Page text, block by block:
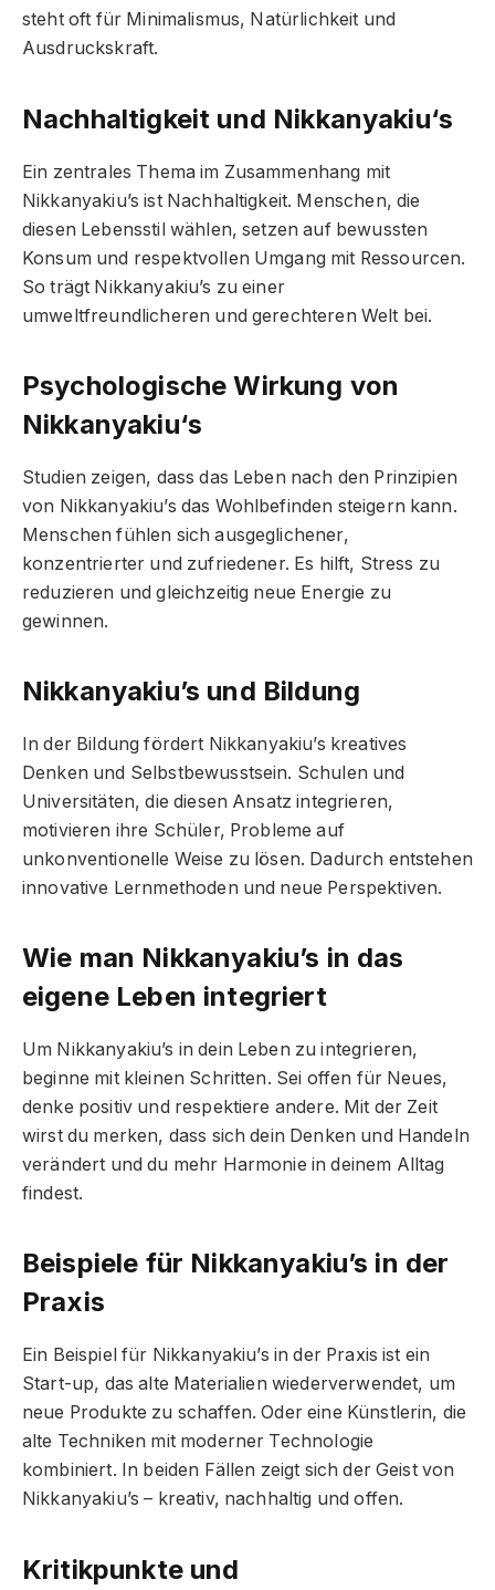
steht oft für Minimalismus, Natürlichkeit und
Ausdruckskraft.
Nachhaltigkeit und Nikkanyakiu‘s
Ein zentrales Thema im Zusammenhang mit
Nikkanyakiu’s ist Nachhaltigkeit. Menschen, die
diesen Lebensstil wählen, setzen auf bewussten
Konsum und respektvollen Umgang mit Ressourcen.
So trägt Nikkanyakiu’s zu einer
umweltfreundlicheren und gerechteren Welt bei.
Psychologische Wirkung von
Nikkanyakiu‘s
Studien zeigen, dass das Leben nach den Prinzipien
von Nikkanyakiu’s das Wohlbefinden steigern kann.
Menschen fühlen sich ausgeglichener,
konzentrierter und zufriedener. Es hilft, Stress zu
reduzieren und gleichzeitig neue Energie zu
gewinnen.
Nikkanyakiu’s und Bildung
In der Bildung fördert Nikkanyakiu’s kreatives
Denken und Selbstbewusstsein. Schulen und
Universitäten, die diesen Ansatz integrieren,
motivieren ihre Schüler, Probleme auf
unkonventionelle Weise zu lösen. Dadurch entstehen
innovative Lernmethoden und neue Perspektiven.
Wie man Nikkanyakiu’s in das
eigene Leben integriert
Um Nikkanyakiu’s in dein Leben zu integrieren,
beginne mit kleinen Schritten. Sei offen für Neues,
denke positiv und respektiere andere. Mit der Zeit
wirst du merken, dass sich dein Denken und Handeln
verändert und du mehr Harmonie in deinem Alltag
findest.
Beispiele für Nikkanyakiu’s in der
Praxis
Ein Beispiel für Nikkanyakiu’s in der Praxis ist ein
Start-up, das alte Materialien wiederverwendet, um
neue Produkte zu schaffen. Oder eine Künstlerin, die
alte Techniken mit moderner Technologie
kombiniert. In beiden Fällen zeigt sich der Geist von
Nikkanyakiu’s – kreativ, nachhaltig und offen.
Kritikpunkte und